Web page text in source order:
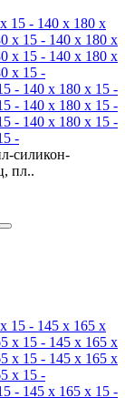
- 140 x 180 x 15 -
- 140 x 180 x 15 -
- 140 x 180 x 15 -
-
силикон-
пл..
- 145 x 165 x 15 -